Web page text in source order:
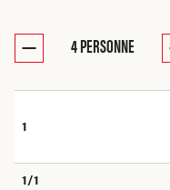
4PERSONNE
1
1/1